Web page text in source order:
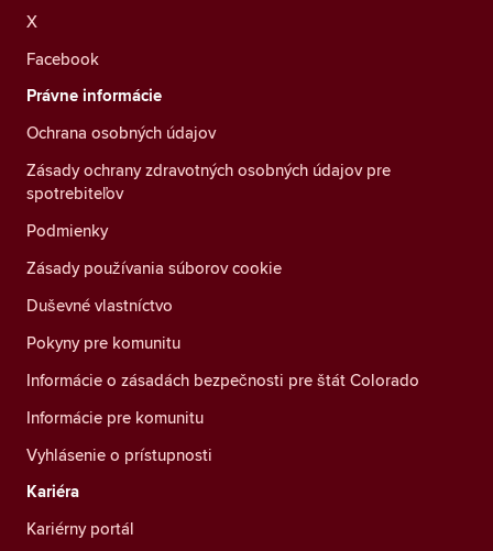
X
Facebook
Právne informácie
Ochrana osobných údajov
Zásady ochrany zdravotných osobných údajov pre
spotrebiteľov
Podmienky
Zásady používania súborov cookie
Duševné vlastníctvo
Pokyny pre komunitu
Informácie o zásadách bezpečnosti pre štát Colorado
Informácie pre komunitu
Vyhlásenie o prístupnosti
Kariéra
Kariérny portál